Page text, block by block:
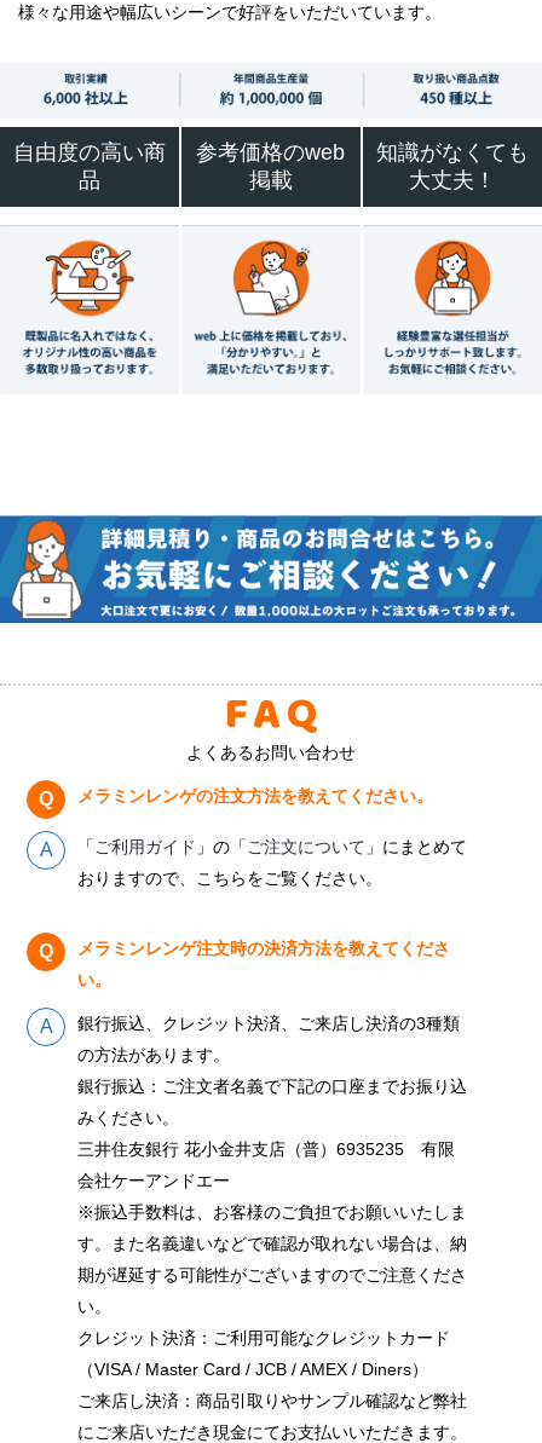
様々な用途や幅広いシーンで好評をいただいています。
自由度の高い商
品
参考価格のweb
掲載
知識がなくても
大丈夫！
FAQ
よくあるお問い合わせ
メラミンレンゲの注文方法を教えてください。
「 ご利用ガイド 」の「 ご注文について 」にまとめて
おりますので、こちらをご覧ください。
メラミンレンゲ注文時の決済方法を教えてくださ
い。
銀行振込、クレジット決済、ご来店し決済の3種類
の方法があります。
銀行振込：ご注文者名義で下記の口座までお振り込
みください。
三井住友銀行 花小金井支店（普）6935235 有限
会社ケーアンドエー
※振込手数料は、お客様のご負担でお願いいたしま
す。また名義違いなどで確認が取れない場合は、納
期が遅延する可能性がございますのでご注意くださ
い。
クレジット決済：ご利用可能なクレジットカード
（VISA / Master Card / JCB / AMEX / Diners）
ご来店し決済：商品引取りやサンプル確認など弊社
にご来店いただき現金にてお支払いいただきます。